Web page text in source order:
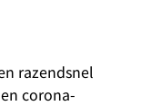
razendsnel
corona-